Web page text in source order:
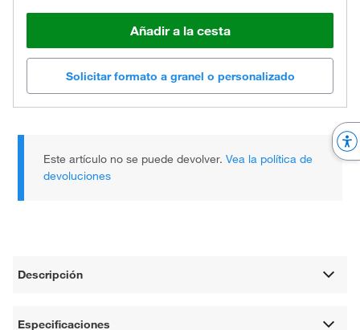
Añadir a la cesta
Solicitar formato a granel o personalizado
Este artículo no se puede devolver.Vea la política de
devoluciones
Descripción
Especificaciones